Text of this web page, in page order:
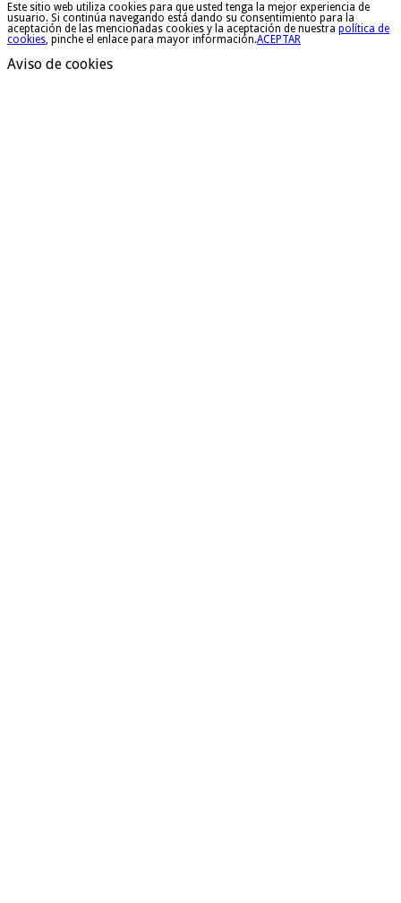
Este sitio web utiliza cookies para que usted tenga la mejor experiencia de
usuario. Si continúa navegando está dando su consentimiento para la
aceptación de las mencionadas cookies y la aceptación de nuestra política de
cookies, pinche el enlace para mayor información.ACEPTAR
Aviso de cookies